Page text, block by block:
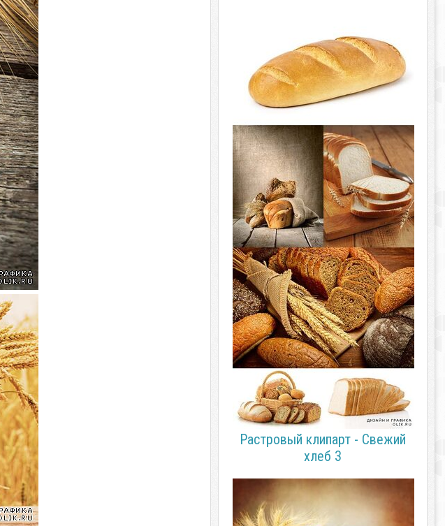
Растровый клипарт - Свежий
хлеб 3